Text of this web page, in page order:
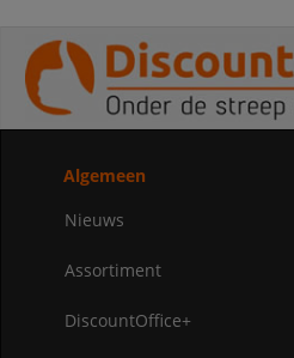
Algemeen
Nieuws
Assortiment
DiscountOffice+